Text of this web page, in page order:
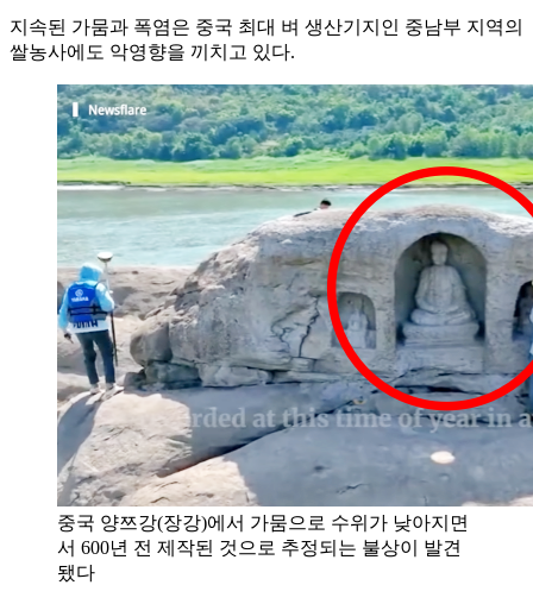
지속된 가뭄과 폭염은 중국 최대 벼 생산기지인 중남부 지역의
쌀농사에도 악영향을 끼치고 있다.
중국 양쯔강(장강)에서 가뭄으로 수위가 낮아지면
서 600년 전 제작된 것으로 추정되는 불상이 발견
됐다